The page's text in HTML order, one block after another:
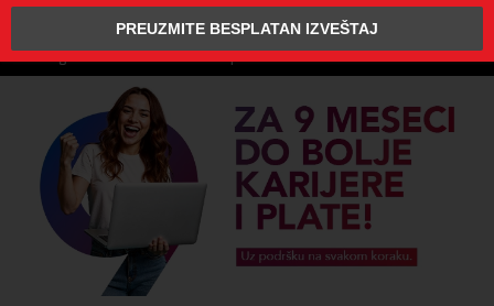
UPIS
ŠTA DOBIJATE
UČENJE NA DALJINU
DIPLOME I SERTIFIKATI
O IT AKADEMIJI
Programming Administration
3D Design & CAD
Mobile Development